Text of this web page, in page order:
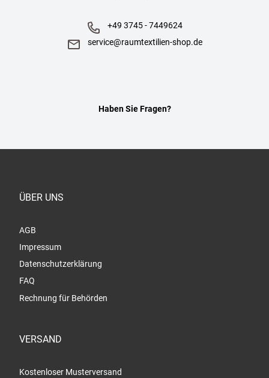
Haben Sie Fragen?
+49 3745 - 7449624
service@raumtextilien-shop.de
ÜBER UNS
AGB
Impressum
Datenschutzerklärung
FAQ
Rechnung für Behörden
VERSAND
Kostenloser Musterversand